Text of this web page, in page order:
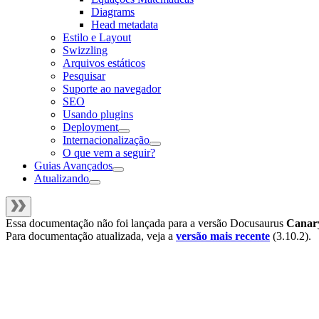
Diagrams
Head metadata
Estilo e Layout
Swizzling
Arquivos estáticos
Pesquisar
Suporte ao navegador
SEO
Usando plugins
Deployment
Internacionalização
O que vem a seguir?
Guias Avançados
Atualizando
Essa documentação não foi lançada para a versão Docusaurus
Para documentação atualizada, veja a versão mais recente (3.10.2).